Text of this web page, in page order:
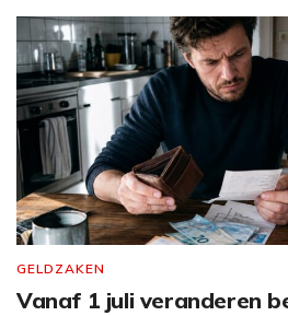
GELDZAKEN
Vanaf 1 juli veranderen